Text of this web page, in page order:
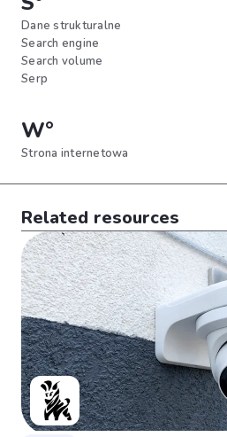
Dane strukturalne
Search engine
Search volume
Serp
W°
Strona internetowa
Related resources